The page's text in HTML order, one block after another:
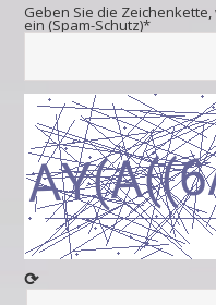
Geben Sie die
ein (Spam-Schutz)*
⟳